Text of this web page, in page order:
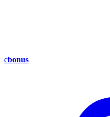
cbonus